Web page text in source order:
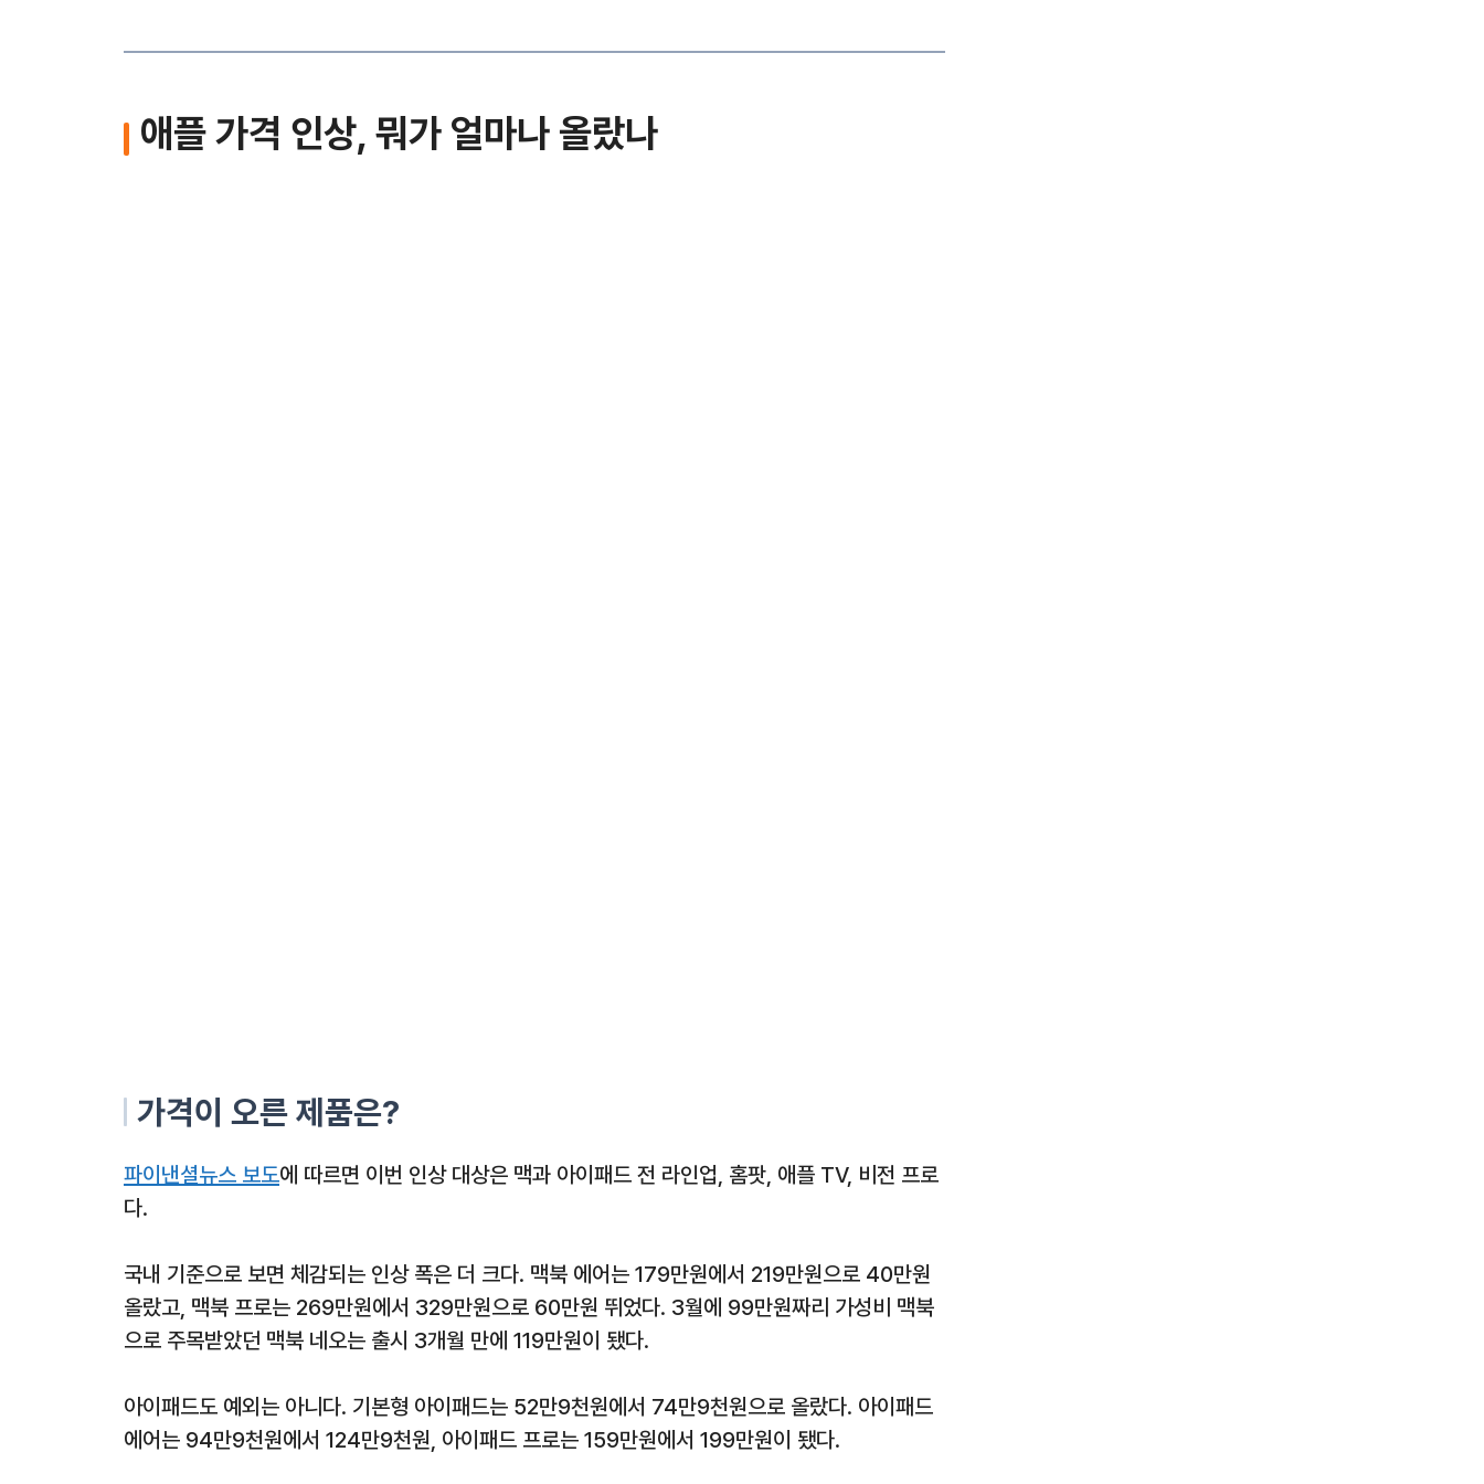
애플 가격 인상, 뭐가 얼마나 올랐나
가격이 오른 제품은?
파이낸셜뉴스 보도에 따르면 이번 인상 대상은 맥과 아이패드 전 라인업, 홈팟, 애플 TV, 비전 프로
다.
국내 기준으로 보면 체감되는 인상 폭은 더 크다. 맥북 에어는 179만원에서 219만원으로 40만원
올랐고, 맥북 프로는 269만원에서 329만원으로 60만원 뛰었다. 3월에 99만원짜리 가성비 맥북
으로 주목받았던 맥북 네오는 출시 3개월 만에 119만원이 됐다.
아이패드도 예외는 아니다. 기본형 아이패드는 52만9천원에서 74만9천원으로 올랐다. 아이패드
에어는 94만9천원에서 124만9천원, 아이패드 프로는 159만원에서 199만원이 됐다.